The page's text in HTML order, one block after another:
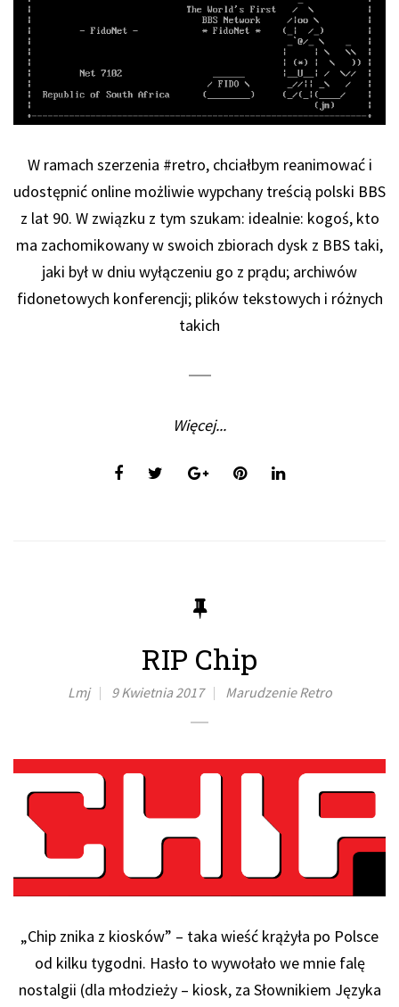
W ramach szerzenia #retro, chciałbym reanimować i
udostępnić online możliwie wypchany treścią polski BBS
z lat 90. W związku z tym szukam: idealnie: kogoś, kto
ma zachomikowany w swoich zbiorach dysk z BBS taki,
jaki był w dniu wyłączeniu go z prądu; archiwów
fidonetowych konferencji; plików tekstowych i różnych
takich
Więcej...
RIP Chip
Lmj 9 Kwietnia 2017 Marudzenie Retro
„Chip znika z kiosków” – taka wieść krążyła po Polsce
od kilku tygodni. Hasło to wywołało we mnie falę
nostalgii (dla młodzieży – kiosk, za Słownikiem Języka